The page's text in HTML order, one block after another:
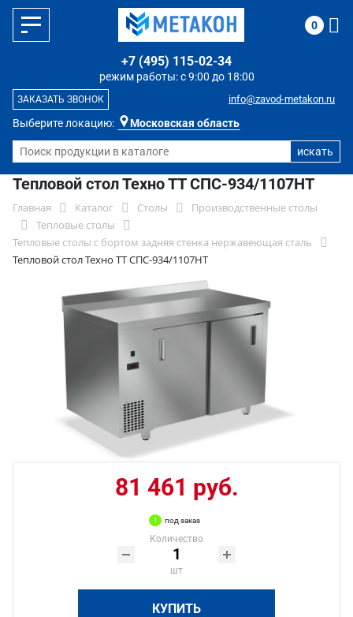
Выберите локацию: Московская область
режим работы: с 9:00 до 18:00
+7 (495) 115-02-34
info@zavod-metakon.ru
ЗАКАЗАТЬ ЗВОНОК
0
Тепловой стол Техно ТТ СПС-934/1107НТ
Главная Каталог Столы
Производственные столы
Тепловые столы
Тепловые столы с бортом задняя стенка нержавеющая сталь
Тепловой стол Техно ТТ СПС-934/1107НТ
81 461 руб.
под заказ
Количество
шт
КУПИТЬ